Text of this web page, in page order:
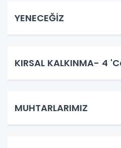
YENECEĞİZ
KIRSAL KALKINMA- 4
MUHTARLARIMIZ